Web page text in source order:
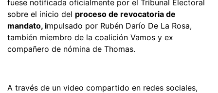
fuese notificada oficialmente por el Tribunal Electoral
sobre el inicio del proceso de revocatoria de
mandato, impulsado por Rubén Darío De La Rosa,
también miembro de la coalición Vamos y ex
compañero de nómina de Thomas.
A través de un video compartido en redes sociales,